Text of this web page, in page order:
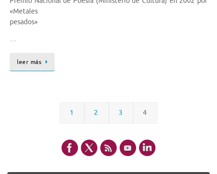
«Metales
pesados»
…
leer más
1 2 3 4